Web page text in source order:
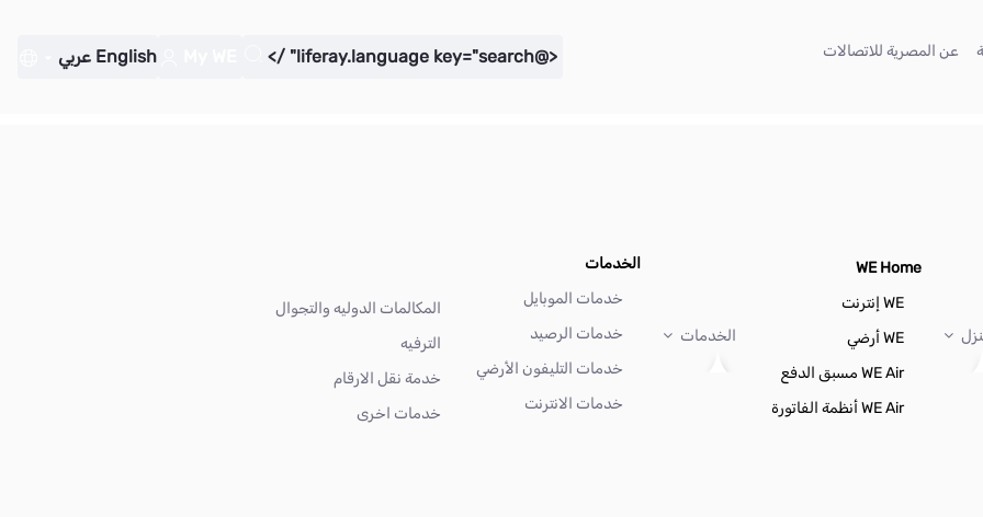
(current) عن المصرية للاتصالات <@liferay.language key="search" />
English عربي
WE Home
WE إنترنت
WE أرضي
WE Air مسبق الدفع
WE Air أنظمة الفاتورة
الخدمات
الخدمات
خدمات الموبايل
خدمات الرصيد
خدمات التليفون الأرضي
خدمات الانترنت
المكالمات الدوليه والتجوال
الترفيه
خدمة نقل الارقام
خدمات اخرى